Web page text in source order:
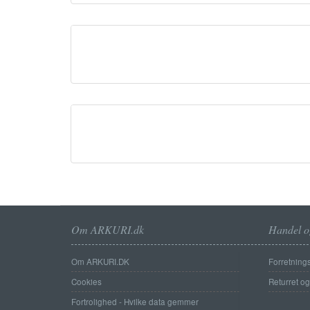
Om ARKURI.dk
Om ARKURI.DK
Cookies
Fortrolighed - Hvilke data gemmer
Handel
Returret